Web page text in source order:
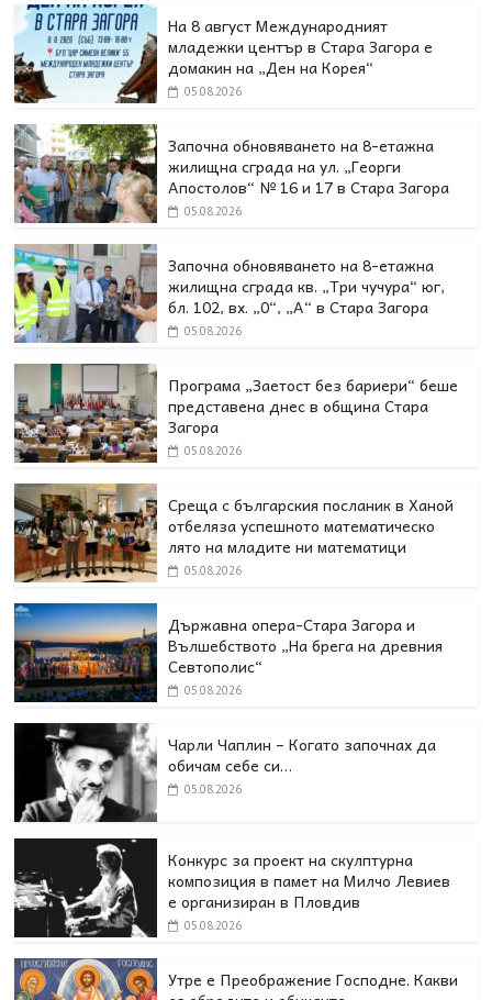
На 8 август Международният
младежки център в Стара Загора е
домакин на „Ден на Корея“
05.08.2026
Започна обновяването на 8-етажна
жилищна сграда на ул. „Георги
Апостолов“ № 16 и 17 в Стара Загора
05.08.2026
Започна обновяването на 8-етажна
жилищна сграда кв. „Три чучура“ юг,
бл. 102, вх. „0“, „А“ в Стара Загора
05.08.2026
Програма „Заетост без бариери“ беше
представена днес в oбщина Стара
Загора
05.08.2026
Среща с българския посланик в Ханой
отбеляза успешното математическо
лято на младите ни математици
05.08.2026
Държавна опера-Стара Загора и
Вълшебството „На брега на древния
Севтополис“
05.08.2026
Чарли Чаплин – Когато започнах да
обичам себе си…
05.08.2026
Конкурс за проект на скулптурна
композиция в памет на Милчо Левиев
е организиран в Пловдив
05.08.2026
Утре е Преображение Господне. Какви